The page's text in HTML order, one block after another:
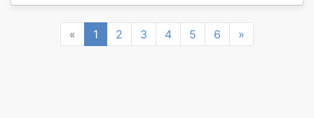
« Previous
1 2 3 4 5 6 »